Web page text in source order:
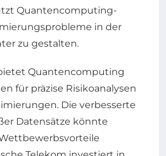
Quantencomputing-
in der
zu gestalten.
Quantencomputing
für präzise Risikoanalysen
Die verbesserte
Datensätze könnte